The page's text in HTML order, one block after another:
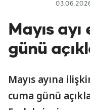
Mayıs
günü
Mayıs ayına
cuma günü